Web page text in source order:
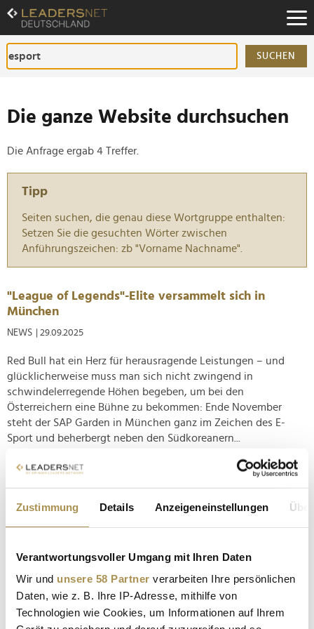
Zustimmung Details Anzeigeneinstellungen
Verantwortungsvoller Umgang mit Ihren Daten
Wir und unsere 58 Partner verarbeiten Ihre persönlichen
Daten, wie z. B. Ihre IP-Adresse, mithilfe von
Technologien wie Cookies, um Informationen auf Ihrem
Zum
Inhalt
Zur
Fußzeilen-
Navigation
SUCHEN
Die ganze Website durchsuchen
Die Anfrage ergab 4 Treffer.
Tipp
Seiten suchen, die genau diese Wortgruppe enthalten:
Setzen Sie die gesuchten Wörter zwischen
Anführungszeichen: zb "Vorname Nachname".
"League of Legends"-Elite versammelt sich in
München
NEWS | 29.09.2025
Red Bull hat ein Herz für herausragende Leistungen – und
glücklicherweise muss man sich nicht zwingend in
schwindelerregende Höhen begeben, um bei den
Österreichern eine Bühne zu bekommen: Ende November
steht der SAP Garden in München ganz im Zeichen des E-
Sport und beherbergt neben den Südkoreanern...
Ausgabe der SPOBIS Conference beherbergt. Der vorher lange
Zeit in Düsseldorf etablierte Treffpunkt für Fachleute aus der
Sportwirtschaft, dem Sponsoring oder der Digitalisierung
ging zum zweiten Mal in der Hansestadt über die Bühne.
Unter dem...